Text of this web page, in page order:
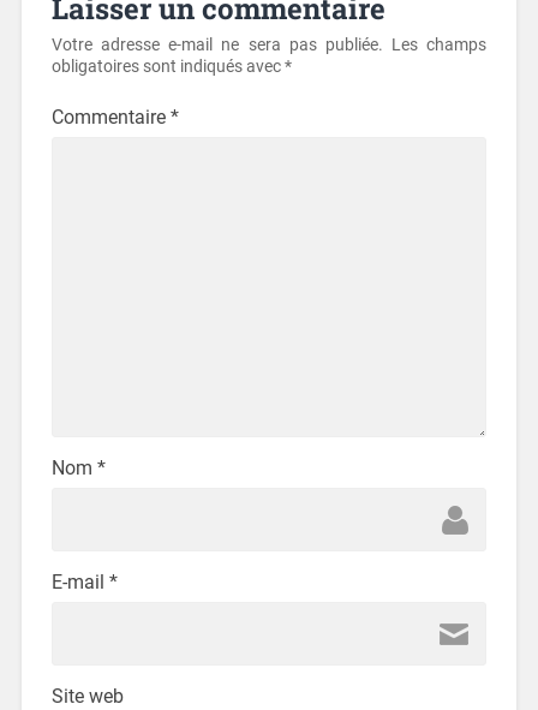
Laisser un commentaire
Votre adresse e-mail ne sera pas publiée. Les champs
obligatoires sont indiqués avec*
Commentaire *
Nom *
E-mail *
Site web